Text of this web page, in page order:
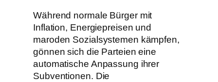
Während normale Bürger mit
Inflation, Energiepreisen und
maroden Sozialsystemen kämpfen,
gönnen sich die Parteien eine
automatische Anpassung ihrer
Subventionen. Die